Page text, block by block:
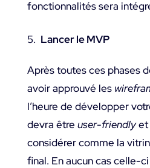
fonctionnalités sera
Lancer le MVP
Après toutes ces phases
avoir approuvé les
l’heure de développer
devra être user-friendlyet
considérer comme la
final. En aucun cas celle-